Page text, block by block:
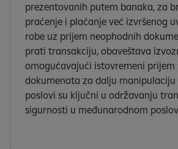
prezentovanih putem banaka, za
praćenje i plaćanje već izvršenog
robe uz prijem neophodnih
prati transakciju, obaveštava
omogućavajući istovremeni prijem
dokumenata za dalju manipulaciju
poslovi su ključni u održavanju
sigurnosti u međunarodnom